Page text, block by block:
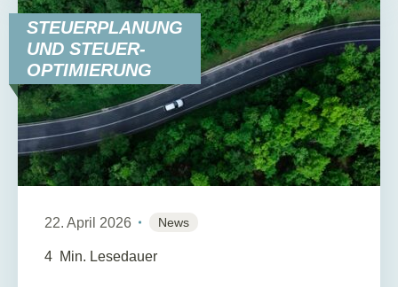
STEUERPLANUNG
UND STEUER-
OPTIMIERUNG
22. April 2026 News
4 Min. Lesedauer